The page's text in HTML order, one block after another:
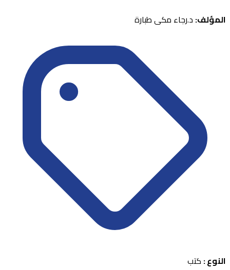
المؤلف: د.رجاء مكى طبارة
النوع : كتب